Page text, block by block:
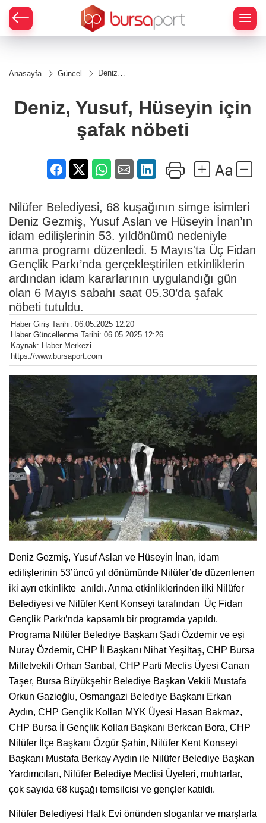
Anasayfa Güncel
Deniz,
şafak
Deniz, Yusuf, Hüseyin için
şafak nöbeti
Nilüfer Belediyesi, 68 kuşağının simge isimleri
Deniz Gezmiş, Yusuf Aslan ve Hüseyin İnan’ın
idam edilişlerinin 53. yıldönümü nedeniyle
anma programı düzenledi. 5 Mayıs'ta Üç Fidan
Gençlik Parkı’nda gerçekleştirilen etkinliklerin
ardından idam kararlarının uygulandığı gün
olan 6 Mayıs sabahı saat 05.30’da şafak
nöbeti tutuldu.
Haber Giriş Tarihi: 06.05.2025 12:20
Haber Güncellenme Tarihi: 06.05.2025 12:26
Kaynak: Haber Merkezi
https://www.bursaport.com
Deniz Gezmiş, Yusuf Aslan ve Hüseyin İnan, idam
edilişlerinin 53’üncü yıl dönümünde Nilüfer’de düzenlenen
iki ayrı etkinlikte anıldı. Anma etkinliklerinden ilki Nilüfer
Belediyesi ve Nilüfer Kent Konseyi tarafından Üç Fidan
Gençlik Parkı’nda kapsamlı bir programda yapıldı.
Programa Nilüfer Belediye Başkanı Şadi Özdemir ve eşi
Nuray Özdemir, CHP İl Başkanı Nihat Yeşiltaş, CHP Bursa
Milletvekili Orhan Sarıbal, CHP Parti Meclis Üyesi Canan
Taşer, Bursa Büyükşehir Belediye Başkan Vekili Mustafa
Orkun Gazioğlu, Osmangazi Belediye Başkanı Erkan
Aydın, CHP Gençlik Kolları MYK Üyesi Hasan Bakmaz,
CHP Bursa İl Gençlik Kolları Başkanı Berkcan Bora, CHP
Nilüfer İlçe Başkanı Özgür Şahin, Nilüfer Kent Konseyi
Başkanı Mustafa Berkay Aydın ile Nilüfer Belediye Başkan
Yardımcıları, Nilüfer Belediye Meclisi Üyeleri, muhtarlar,
çok sayıda 68 kuşağı temsilcisi ve gençler katıldı.
Nilüfer Belediyesi Halk Evi önünden sloganlar ve marşlarla